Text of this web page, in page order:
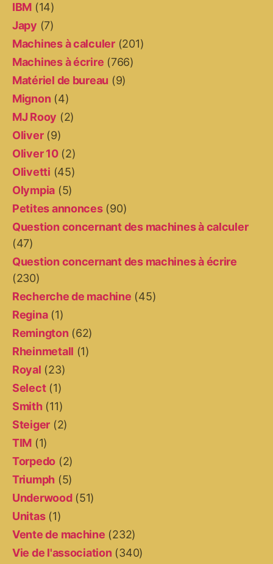
IBM (14)
Japy (7)
Machines à calculer(201)
Machines à écrire (766)
Matériel de bureau (9)
Mignon (4)
MJ Rooy (2)
Oliver(9)
Oliver 10(2)
Olivetti (45)
Olympia (5)
Petites annonces(90)
Question concernant des machines à calculer
(47)
Question concernant des machines à écrire
(230)
Recherche de machine (45)
Regina(1)
Remington (62)
Rheinmetall (1)
Royal (23)
Select(1)
Smith(11)
Steiger (2)
TIM (1)
Torpedo (2)
Triumph (5)
Underwood(51)
Unitas(1)
Vente de machine (232)
Vie de l'association (340)